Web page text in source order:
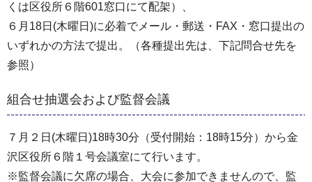
くは区役所６階601窓口にて配架）、
６月18日(木曜日)に必着でメール・郵送・FAX・窓口提出の
いずれかの方法で提出。（各種提出先は、下記問合せ先を
参照）
組合せ抽選会および監督会議
７月２日(木曜日)18時30分（受付開始：18時15分）から金
沢区役所６階１号会議室にて行います。
※監督会議に欠席の場合、大会に参加できませんので、監